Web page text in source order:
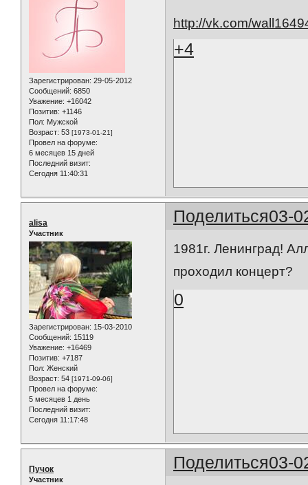
Зарегистрирован: 29-05-2012
Сообщений: 6850
Уважение: +16042
Позитив: +1146
Пол: Мужской
Возраст: 53 [1973-01-21]
Провел на форуме:
6 месяцев 15 дней
Последний визит:
Сегодня 11:40:31
http://vk.com/
+4
Поделиться03-
alisa
Участник
Зарегистрирован: 15-03-2010
Сообщений: 15119
Уважение: +16469
Позитив: +7187
Пол: Женский
Возраст: 54 [1971-09-06]
Провел на форуме:
5 месяцев 1 день
Последний визит:
Сегодня 11:17:48
1981г. Ленинград!
проходил концерт?
0
Поделиться03-
Пучок
Участник